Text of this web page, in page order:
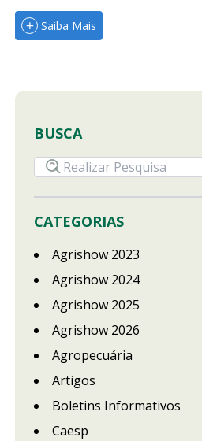
Saiba Mais
BUSCA
CATEGORIAS
Agrishow 2023
Agrishow 2024
Agrishow 2025
Agrishow 2026
Agropecuária
Artigos
Boletins Informativos
Caesp